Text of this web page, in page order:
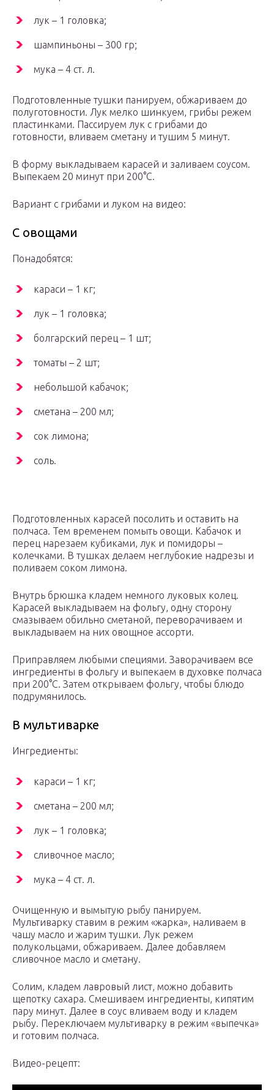
лук – 1 головка;
шампиньоны – 300 гр;
мука – 4 ст. л.
Подготовленные тушки панируем, обжариваем до
полуготовности. Лук мелко шинкуем, грибы режем
пластинками. Пассируем лук с грибами до
готовности, вливаем сметану и тушим 5 минут.
В форму выкладываем карасей и заливаем соусом.
Выпекаем 20 минут при 200°C.
Вариант с грибами и луком на видео:
С овощами
Понадобятся:
караси – 1 кг;
лук – 1 головка;
болгарский перец – 1 шт;
томаты – 2 шт;
небольшой кабачок;
сметана – 200 мл;
сок лимона;
соль.
Подготовленных карасей посолить и оставить на
полчаса. Тем временем помыть овощи. Кабачок и
перец нарезаем кубиками, лук и помидоры –
колечками. В тушках делаем неглубокие надрезы и
поливаем соком лимона.
Внутрь брюшка кладем немного луковых колец.
Карасей выкладываем на фольгу, одну сторону
смазываем обильно сметаной, переворачиваем и
выкладываем на них овощное ассорти.
Приправляем любыми специями. Заворачиваем все
ингредиенты в фольгу и выпекаем в духовке полчаса
при 200°C. Затем открываем фольгу, чтобы блюдо
подрумянилось.
В мультиварке
Ингредиенты:
караси – 1 кг;
сметана – 200 мл;
лук – 1 головка;
сливочное масло;
мука – 4 ст. л.
Очищенную и вымытую рыбу панируем.
Мультиварку ставим в режим «жарка», наливаем в
чашу масло и жарим тушки. Лук режем
полукольцами, обжариваем. Далее добавляем
сливочное масло и сметану.
Солим, кладем лавровый лист, можно добавить
щепотку сахара. Смешиваем ингредиенты, кипятим
пару минут. Далее в соус вливаем воду и кладем
рыбу. Переключаем мультиварку в режим «выпечка»
и готовим полчаса.
Видео-рецепт: